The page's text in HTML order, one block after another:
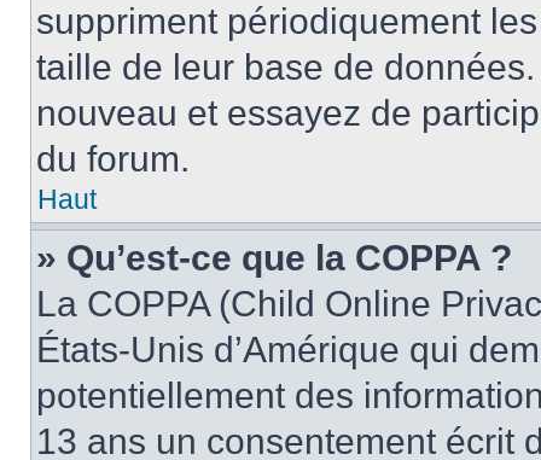
suppriment périodiquement
taille de leur base de
nouveau et essayez de
du forum.
Haut
» Qu’est-ce que la COPPA ?
La COPPA (Child Online
États-Unis d’Amérique qui
potentiellement des
13 ans un consentement écrit